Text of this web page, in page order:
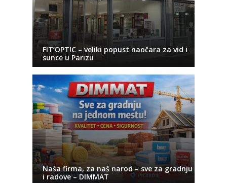
FIT’OPTIC – veliki popust naočara za vid i
sunce u Parizu
Naša firma, za naš narod – sve za gradnju
i radove – DIMMAT